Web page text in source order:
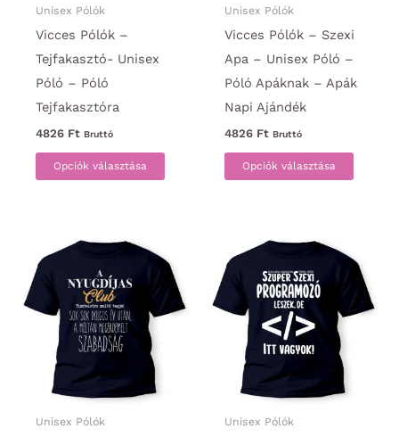
Unisex Pólók
Vicces Pólók –
Tejfakasztó- Unisex
Póló – Póló
Tejfakasztóra
4826 Ft Bruttó
Opciók választása
Ennek
a
variációja
van.
A
termékoldalon
választhatók
Unisex Pólók
Vicces Pólók – Szexi
Apa – Unisex Póló –
Póló Apáknak – Apák
Napi Ajándék
4826 Ft Bruttó
Opciók választása
Ennek
a
van.
A
Unisex Pólók Unisex Pólók